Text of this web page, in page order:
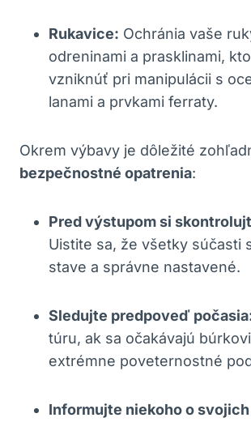
Rukavice: Ochránia vaše
odreninami a prasklinami,
vzniknúť pri manipulácii s
lanami a prvkami ferraty.
Okrem výbavy je dôležité
bezpečnostné opatrenia:
Pred výstupom si
Uistite sa, že všetky súčasti
stave a správne nastavené.
Sledujte predpoveď
túru, ak sa očakávajú
extrémne poveternostné
Informujte niekoho o